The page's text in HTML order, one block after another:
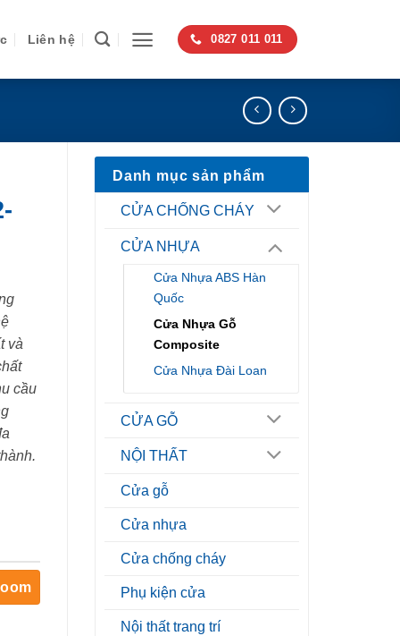
Liên hệ 0827 011 011
Danh mục sản phẩm
CỬA CHỐNG CHÁY
CỬA NHỰA
Cửa Nhựa ABS Hàn
Quốc
Cửa Nhựa Gỗ
Composite
Cửa Nhựa Đài Loan
CỬA GỖ
NỘI THẤT
Cửa gỗ
Cửa nhựa
Cửa chống cháy
Phụ kiện cửa
Nội thất trang trí
và
cầu